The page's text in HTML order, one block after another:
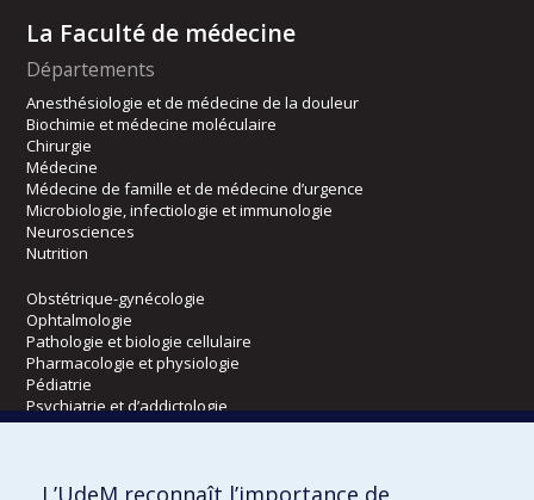
La Faculté de médecine
Départements
Anesthésiologie et de médecine de la douleur
Biochimie et médecine moléculaire
Chirurgie
Médecine
Médecine de famille et de médecine d’urgence
Microbiologie, infectiologie et immunologie
Neurosciences
Nutrition
Obstétrique-gynécologie
Ophtalmologie
Pathologie et biologie cellulaire
Pharmacologie et physiologie
Pédiatrie
Psychiatrie et d’addictologie
Radiologie, radio-oncologie et médecine nucléaire
L’UdeM reconnaît l’importance de